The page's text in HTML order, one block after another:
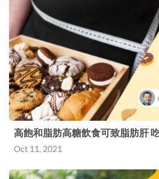
高飽和脂肪高糖飲食可致脂肪肝
Oct 11, 2021